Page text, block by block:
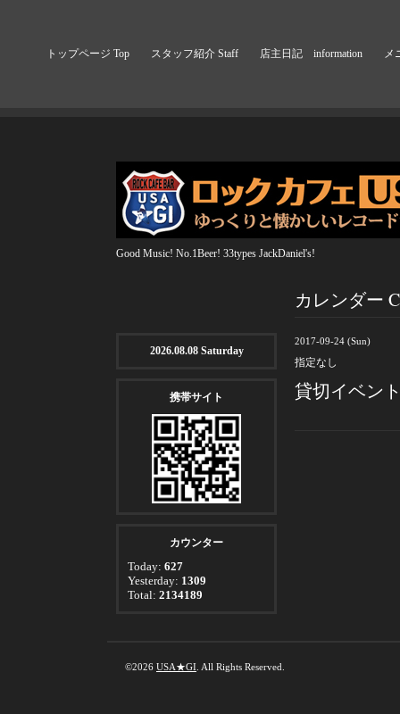
トップページ Top スタッフ紹介 Staff 店主日記 information メ
Good Music! No.1Beer! 33types JackDaniel's!
カレンダー
2017-09-24 (Sun)
指定なし
貸切イベン
2026.08.08 Saturday
携帯サイト
カウンター
Today: 627
Yesterday: 1309
Total: 2134189
©2026 USA★GI . All Rights Reserved.